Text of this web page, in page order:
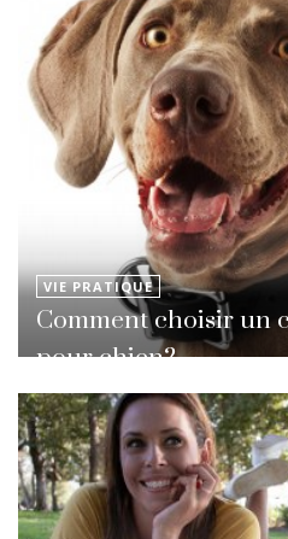
VIE PRATIQUE
Comment choisir
pour chien?